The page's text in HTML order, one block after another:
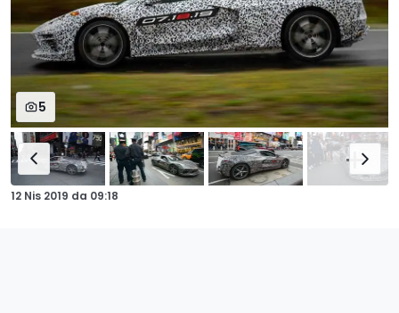
5
12 Nis 2019 da 09:18